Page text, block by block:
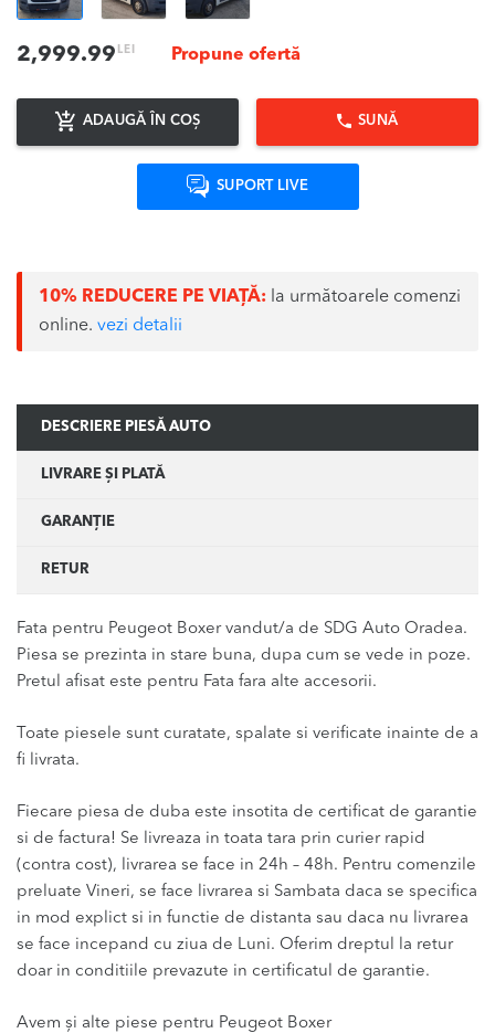
2,999.99 LEI Propune ofertă
ADAUGĂ ÎN COȘ SUNĂ
SUPORT LIVE
10% REDUCERE PE VIAȚĂ: la următoarele comenzi
online. vezi detalii
DESCRIERE PIESĂ AUTO
LIVRARE ȘI PLATĂ
GARANȚIE
RETUR
Fata pentru Peugeot Boxer vandut/a de SDG Auto Oradea.
Piesa se prezinta in stare buna, dupa cum se vede in poze.
Pretul afisat este pentru Fata fara alte accesorii.
Toate piesele sunt curatate, spalate si verificate inainte de a
fi livrata.
Fiecare piesa de duba este insotita de certificat de garantie
si de factura! Se livreaza in toata tara prin curier rapid
(contra cost), livrarea se face in 24h – 48h. Pentru comenzile
preluate Vineri, se face livrarea si Sambata daca se specifica
in mod explict si in functie de distanta sau daca nu livrarea
se face incepand cu ziua de Luni. Oferim dreptul la retur
doar in conditiile prevazute in certificatul de garantie.
Avem și alte piese pentru Peugeot Boxer